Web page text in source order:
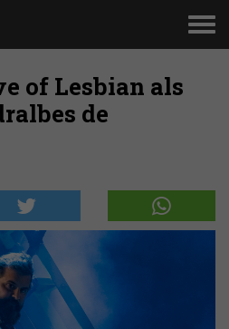
of Lesbian als
de